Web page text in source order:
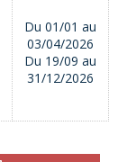
Du 01/01 au
03/04/2026
Du 19/09 au
31/12/2026